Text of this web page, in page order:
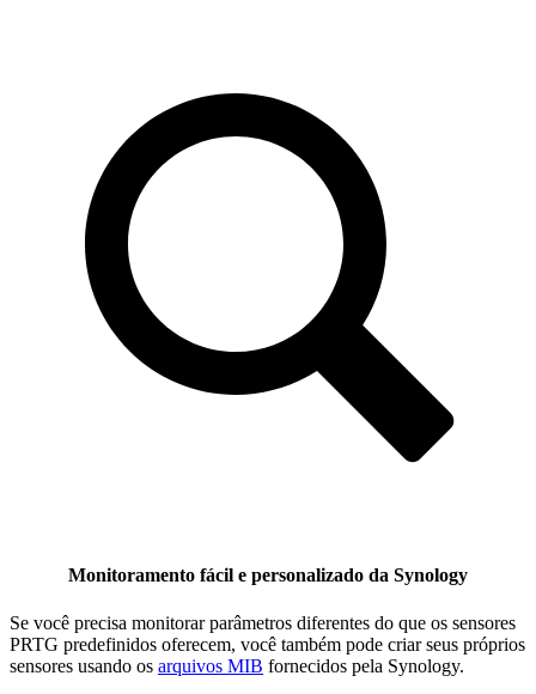
Monitoramento fácil e personalizado da Synology
Se você precisa monitorar parâmetros diferentes do que os sensores
PRTG predefinidos oferecem, você também pode criar seus próprios
sensores usando os arquivos MIB fornecidos pela Synology.